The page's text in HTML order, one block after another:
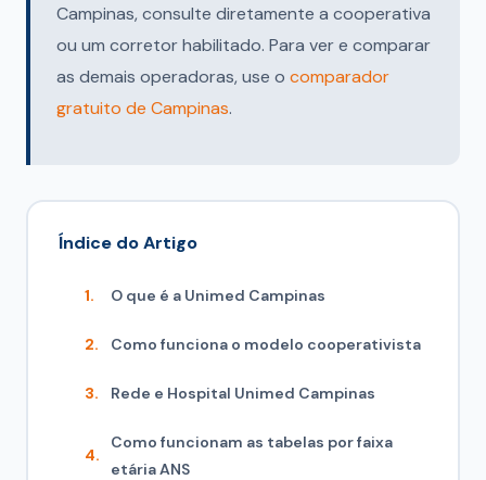
Campinas, consulte diretamente a cooperativa
ou um corretor habilitado. Para ver e comparar
as demais operadoras, use o comparador
gratuito de Campinas.
Índice do Artigo
O que é a Unimed Campinas
Como funciona o modelo cooperativista
Rede e Hospital Unimed Campinas
Como funcionam as tabelas por faixa
etária ANS